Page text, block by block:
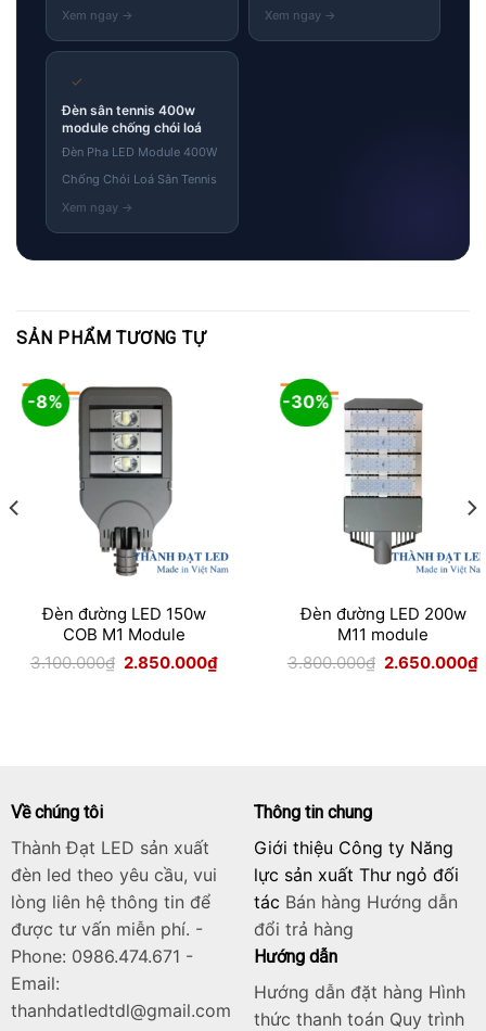
✓
Đèn sân tennis 400w
module chống chói loá
Đèn Pha LED Module 400W
Chống Chói Loá Sân Tennis
SẢN PHẨM TƯƠNG TỰ
-8%
Đèn đường LED 150w
COB M1 Module
3.100.000₫ Giá
gốc
2.850.000₫Giá
-30%
Đèn đường LED 200w
M11 module
3.800.000₫ Giá
gốc
2.650.000₫
Về chúng tôi
Thành Đạt LED sản xuất
đèn led theo yêu cầu, vui
lòng liên hệ thông tin để
được tư vấn miễn phí. -
Phone: 0986.474.671 -
Email:
thanhdatledtdl@gmail.com
Thông tin chung
Giới thiệu Công ty Năng
lực sản xuất Thư ngỏ đối
tác Bán hàng Hướng dẫn
đổi trả hàng
Hướng dẫn
Hướng dẫn đặt hàng Hình
thức thanh toán Quy trình